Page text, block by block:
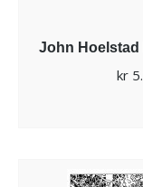
John
kr